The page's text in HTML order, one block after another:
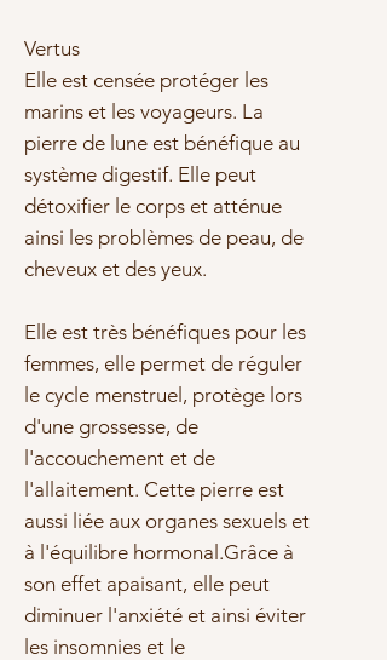
Vertus
Elle est censée protéger les
marins et les voyageurs. La
pierre de lune est bénéfique au
système digestif. Elle peut
détoxifier le corps et atténue
ainsi les problèmes de peau, de
cheveux et des yeux.
Elle est très bénéfiques pour les
femmes, elle permet de réguler
le cycle menstruel, protège lors
d'une grossesse, de
l'accouchement et de
l'allaitement. Cette pierre est
aussi liée aux organes sexuels et
à l'équilibre hormonal.Grâce à
son effet apaisant, elle peut
diminuer l'anxiété et ainsi éviter
les insomnies et le